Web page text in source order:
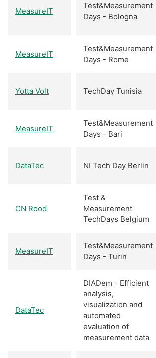
MeasureIT
Test&Measurement
Days - Bologna
MeasureIT
Test&Measurement
Days - Rome
Yotta Volt TechDay Tunisia
MeasureIT
Test&Measurement
Days - Bari
DataTec NI Tech Day Berlin
CN Rood
Test &
Measurement
TechDays Belgium
MeasureIT
Test&Measurement
Days - Turin
DataTec
DIADem - Efficient
analysis,
visualization and
automated
evaluation of
measurement data